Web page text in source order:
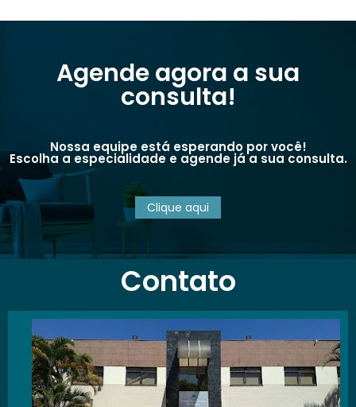
Agende agora a sua
consulta!
Nossa equipe está esperando por você!
Escolha a especialidade e agende já a sua consulta.
Clique aqui
Contato